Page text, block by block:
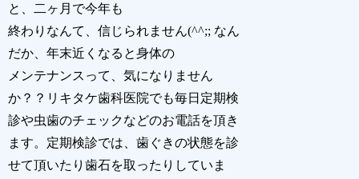
と、二ヶ月で今年も
終わりなんて、信じられません(^^;; なん
だか、年末近くなると身体の
メンテナンスって、気になりません
か？？リキタケ歯科医院でも毎日定期検
診や虫歯のチェックなどのお電話を頂き
ます。定期検診では、歯ぐきの状態を診
せて頂いたり歯石を取ったりしていま